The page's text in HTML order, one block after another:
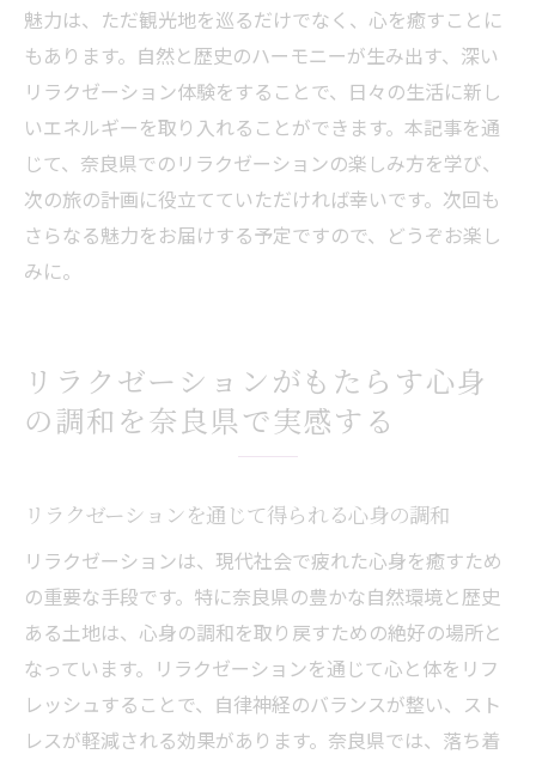
魅力は、ただ観光地を巡るだけでなく、心を癒すことに
もあります。自然と歴史のハーモニーが生み出す、深い
リラクゼーション体験をすることで、日々の生活に新し
いエネルギーを取り入れることができます。本記事を通
じて、奈良県でのリラクゼーションの楽しみ方を学び、
次の旅の計画に役立てていただければ幸いです。次回も
さらなる魅力をお届けする予定ですので、どうぞお楽し
みに。
リラクゼーションがもたらす心身
の調和を奈良県で実感する
リラクゼーションを通じて得られる心身の調和
リラクゼーションは、現代社会で疲れた心身を癒すため
の重要な手段です。特に奈良県の豊かな自然環境と歴史
ある土地は、心身の調和を取り戻すための絶好の場所と
なっています。リラクゼーションを通じて心と体をリフ
レッシュすることで、自律神経のバランスが整い、スト
レスが軽減される効果があります。奈良県では、落ち着